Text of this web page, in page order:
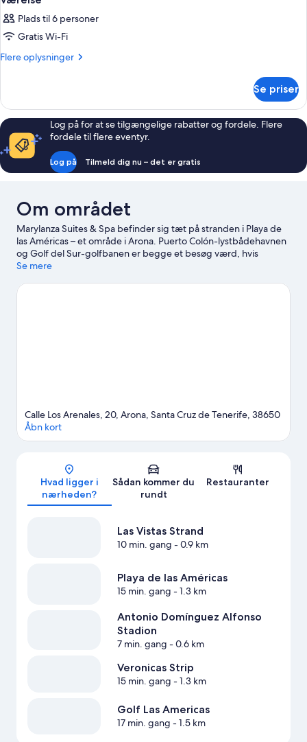
Plads til 6 personer
Gratis Wi-Fi
Flere oplysninger
Flere
Se priser
Log på for at se tilgængelige rabatter og fordele. Flere
fordele til flere eventyr.
Log på Tilmeld dig nu – det er gratis
Om området
Marylanza Suites & Spa befinder sig tæt på stranden i Playa de
las Américas – et område i Arona. Puerto Colón-lystbådehavnen
og Golf del Sur-golfbanen er begge et besøg værd, hvis
oplevelser står på agendaen. Er du mere interesseret i stedets
las Américas. Ser du frem til et event eller en sportbegivenhed
Se mere
Kort
Calle Los Arenales, 20, Arona, Santa Cruz de Tenerife, 38650
Åbn kort
Hvad ligger i
nærheden?
Sådan kommer du
rundt
Restauranter
Las Vistas Strand
10 min. gang - 0.9 km
Playa de las Américas
15 min. gang - 1.3 km
Antonio Domínguez Alfonso
Stadion
7 min. gang - 0.6 km
Veronicas Strip
15 min. gang - 1.3 km
Golf Las Americas
17 min. gang - 1.5 km